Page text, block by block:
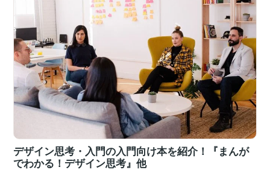
デザイン思考・入門の入門向け本を紹介！『まんが
でわかる！デザイン思考』他